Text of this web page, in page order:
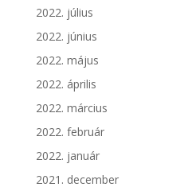
2022. július
2022. június
2022. május
2022. április
2022. március
2022. február
2022. január
2021. december